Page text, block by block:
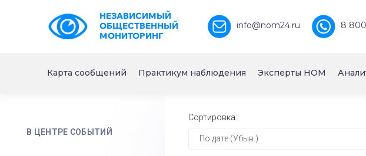
НЕЗАВИСИМЫЙ
ОБЩЕСТВЕННЫЙ
МОНИТОРИНГ
info@nom24.ru 8
Карта сообщений Практикум наблюдения Эксперты НОМ
В ЦЕНТРЕ СОБЫТИЙ
Сортировка:
По дате (Убыв.)